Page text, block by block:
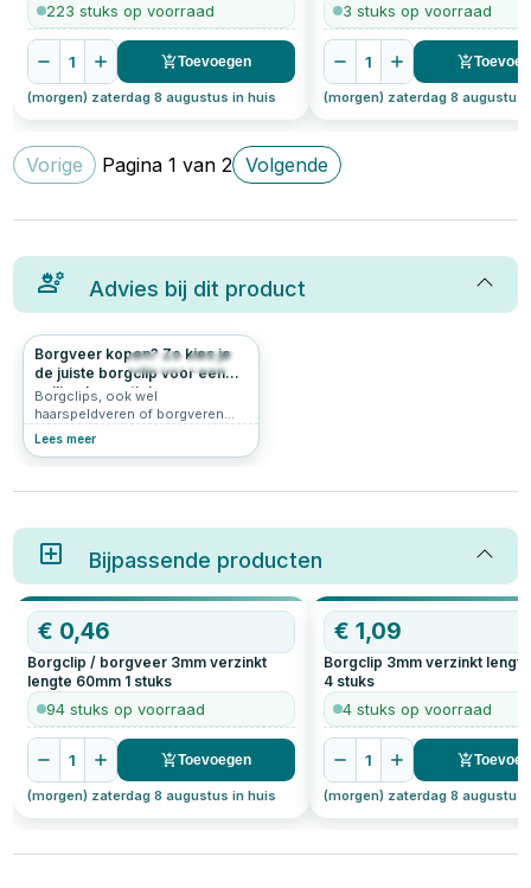
223 stuks op voorraad
1 Toevoegen
(morgen) zaterdag 8 augustus in huis
3 stuks op voorraad
1
(morgen) zaterdag 8 augustus
Vorige Pagina1 van2 Volgende
Advies bij dit product
340 4.7
Borgveer kopen? Zo kies je
de juiste borgclip voor een
veilige bevestiging
Borgclips, ook wel
haarspeldveren of borgveren
genoemd, zijn kleine maar
industrie én door handige doe-
het-zelvers. Een borgclip
losraken door trillingen of
beweging – zonder dat je extra
gereedschap nodig hebt.
Lees meer
Bijpassende producten
€ 0,46
Borgclip / borgveer 3mm verzinkt
lengte 60mm 1 stuks
94 stuks op voorraad
1 Toevoegen
(morgen) zaterdag 8 augustus in huis
OP=OP
€1,09
Borgclip 3mm verzinkt
4 stuks
4 stuks op voorraad
1
(morgen) zaterdag 8 augustus